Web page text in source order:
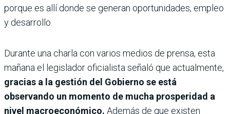
porque es allí donde se generan oportunidades, empleo
y desarrollo.
Durante una charla con varios medios de prensa, esta
mañana el legislador oficialista señaló que actualmente,
gracias a la gestión del Gobierno se está
observando un momento de mucha prosperidad a
nivel macroeconómico. Además de que existen